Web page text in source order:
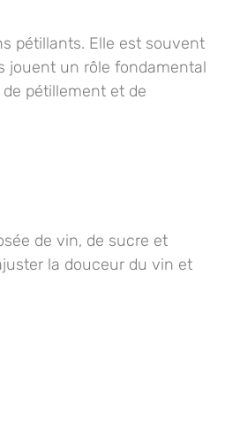
pétillants. Elle est souvent
jouent un rôle fondamental
pétillement et de
de vin, de sucre et
la douceur du vin et